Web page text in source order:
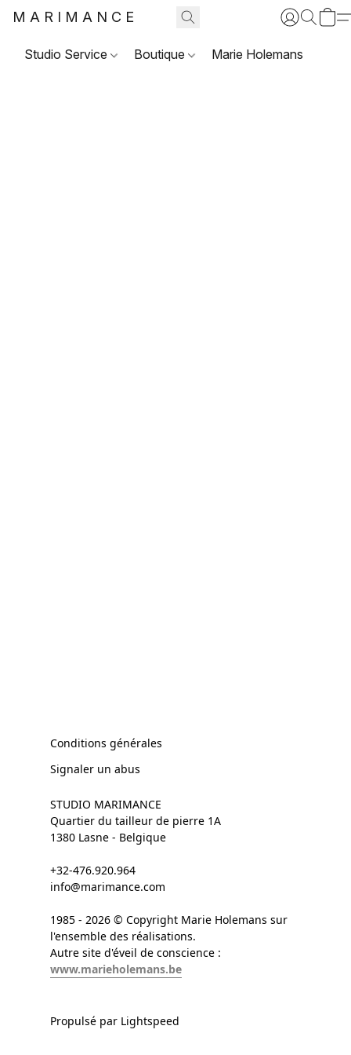
MARIMANCE
Studio Service Boutique Marie Holemans
Conditions générales
Signaler un abus
STUDIO MARIMANCE
Quartier du tailleur de pierre 1A
1380 Lasne - Belgique
+32-476.920.964
info@marimance.com
1985 - 2026 © Copyright Marie Holemans sur
l'ensemble des réalisations.
Autre site d'éveil de conscience :
www.marieholemans.be
Propulsé par Lightspeed